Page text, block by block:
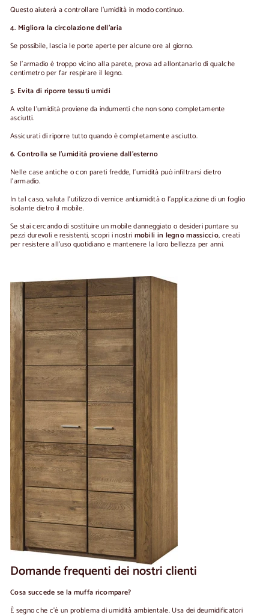
Questo aiuterà a controllare l'umidità in modo continuo.
4. Migliora la circolazione dell'aria
Se possibile, lascia le porte aperte per alcune ore al giorno.
Se l'armadio è troppo vicino alla parete, prova ad allontanarlo di qualche
centimetro per far respirare il legno.
5. Evita di riporre tessuti umidi
A volte l'umidità proviene da indumenti che non sono completamente
asciutti.
Assicurati di riporre tutto quando è completamente asciutto.
6. Controlla se l'umidità proviene dall'esterno
Nelle case antiche o con pareti fredde, l'umidità può infiltrarsi dietro
l'armadio.
In tal caso, valuta l'utilizzo di vernice antiumidità o l'applicazione di un foglio
isolante dietro il mobile.
Se stai cercando di sostituire un mobile danneggiato o desideri puntare su
pezzi durevoli e resistenti, scopri i nostri mobili in legno massiccio, creati
per resistere all'uso quotidiano e mantenere la loro bellezza per anni.
Domande frequenti dei nostri clienti
Cosa succede se la muffa ricompare?
È segno che c'è un problema di umidità ambientale. Usa dei deumidificatori